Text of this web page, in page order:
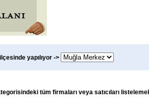
ilçesinde yapılıyor ->
tüm firmaları veya satıcıları